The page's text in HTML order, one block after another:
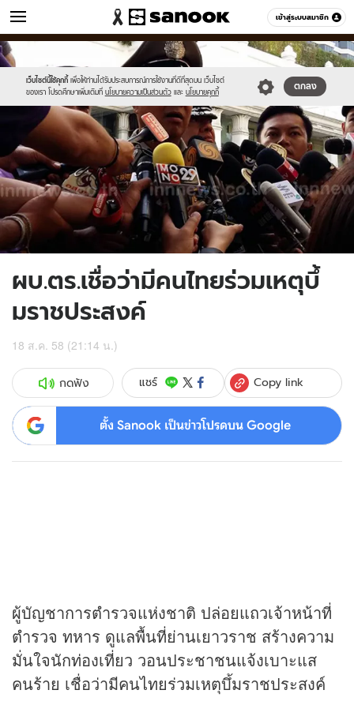
เข้าสู่ระบบสมาชิก
ข่าว หมวดอื่นๆ
เว็บไซต์นี้ใช้คุกกี้ เพื่อให้ท่านได้รับประสบการณ์การใช้งานที่ดีที่สุดบน เว็บไซต์
ของเรา โปรดศึกษาเพิ่มเติมที่ นโยบายความเป็นส่วนตัว และ นโยบายคุกกี้
ตกลง
Sanook
//s.isanook.com/sr/0/images/logo-
new-
sanook.png
600
60
//s.isanook.com/ns/0/ud/370/1850006/639969-
01.jpg
ผบ.ตร.เชื่อว่ามีคนไทยร่วมเหตุบึ้
มราชประสงค์
18 ส.ค. 58 (21:14 น.)
กดฟัง แชร์ Copy link
ตั้ง Sanook เป็นข่าวโปรดบน Google
ผู้บัญชาการตํารวจแห่งชาติ ปล่อยแถวเจ้าหน้าที่
ตำรวจ ทหาร ดูแลพื้นที่ย่านเยาวราช สร้างความ
มั่นใจนักท่องเที่ยว วอนประชาชนแจ้งเบาะแส
คนร้าย เชื่อว่ามีคนไทยร่วมเหตุบึ้มราชประสงค์